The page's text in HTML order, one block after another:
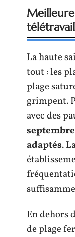
La haute
tout : les
plage
grimpent.
avec des
adaptés.
En dehors
de plage